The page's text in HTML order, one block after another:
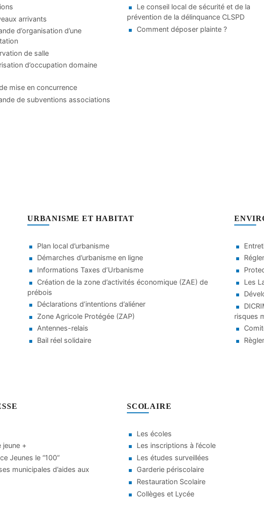
arrivants
d’organisation d’une
de salle
d’occupation domaine
mise en concurrence
de subventions associations
Le conseil local de sécurité et de la
prévention de la délinquance CLSPD
Comment déposer plainte ?
URBANISME ET HABITAT
Plan local d’urbanisme
Démarches d’urbanisme en ligne
Informations Taxes d’Urbanisme
Création de la zone d’activités économique (ZAE) de
prébois
Déclarations d’intentions d’aliéner
Zone Agricole Protégée (ZAP)
Antennes-relais
Bail réel solidaire
Les
risques
jeune +
Jeunes le “100”
municipales d’aides aux
SCOLAIRE
Les écoles
Les inscriptions à l’école
Les études surveillées
Garderie périscolaire
Restauration Scolaire
Collèges et Lycée